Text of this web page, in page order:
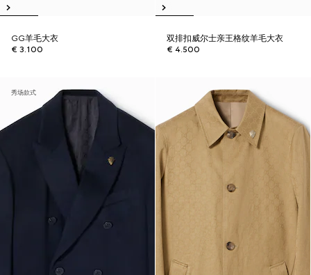
GG羊毛大衣
€ 3.100
双排扣威尔士亲王格纹羊毛大衣
€ 4.500
秀场款式